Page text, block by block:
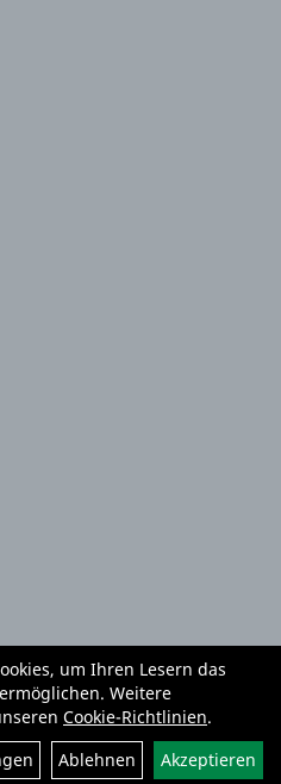
E-Roller
Fahrräder
Bekleidung
Mietgeräte
Garten und Forstgeräte Service
um Ihren Lesern das
Weitere
Cookie-Richtlinien.
Ablehnen Akzeptieren